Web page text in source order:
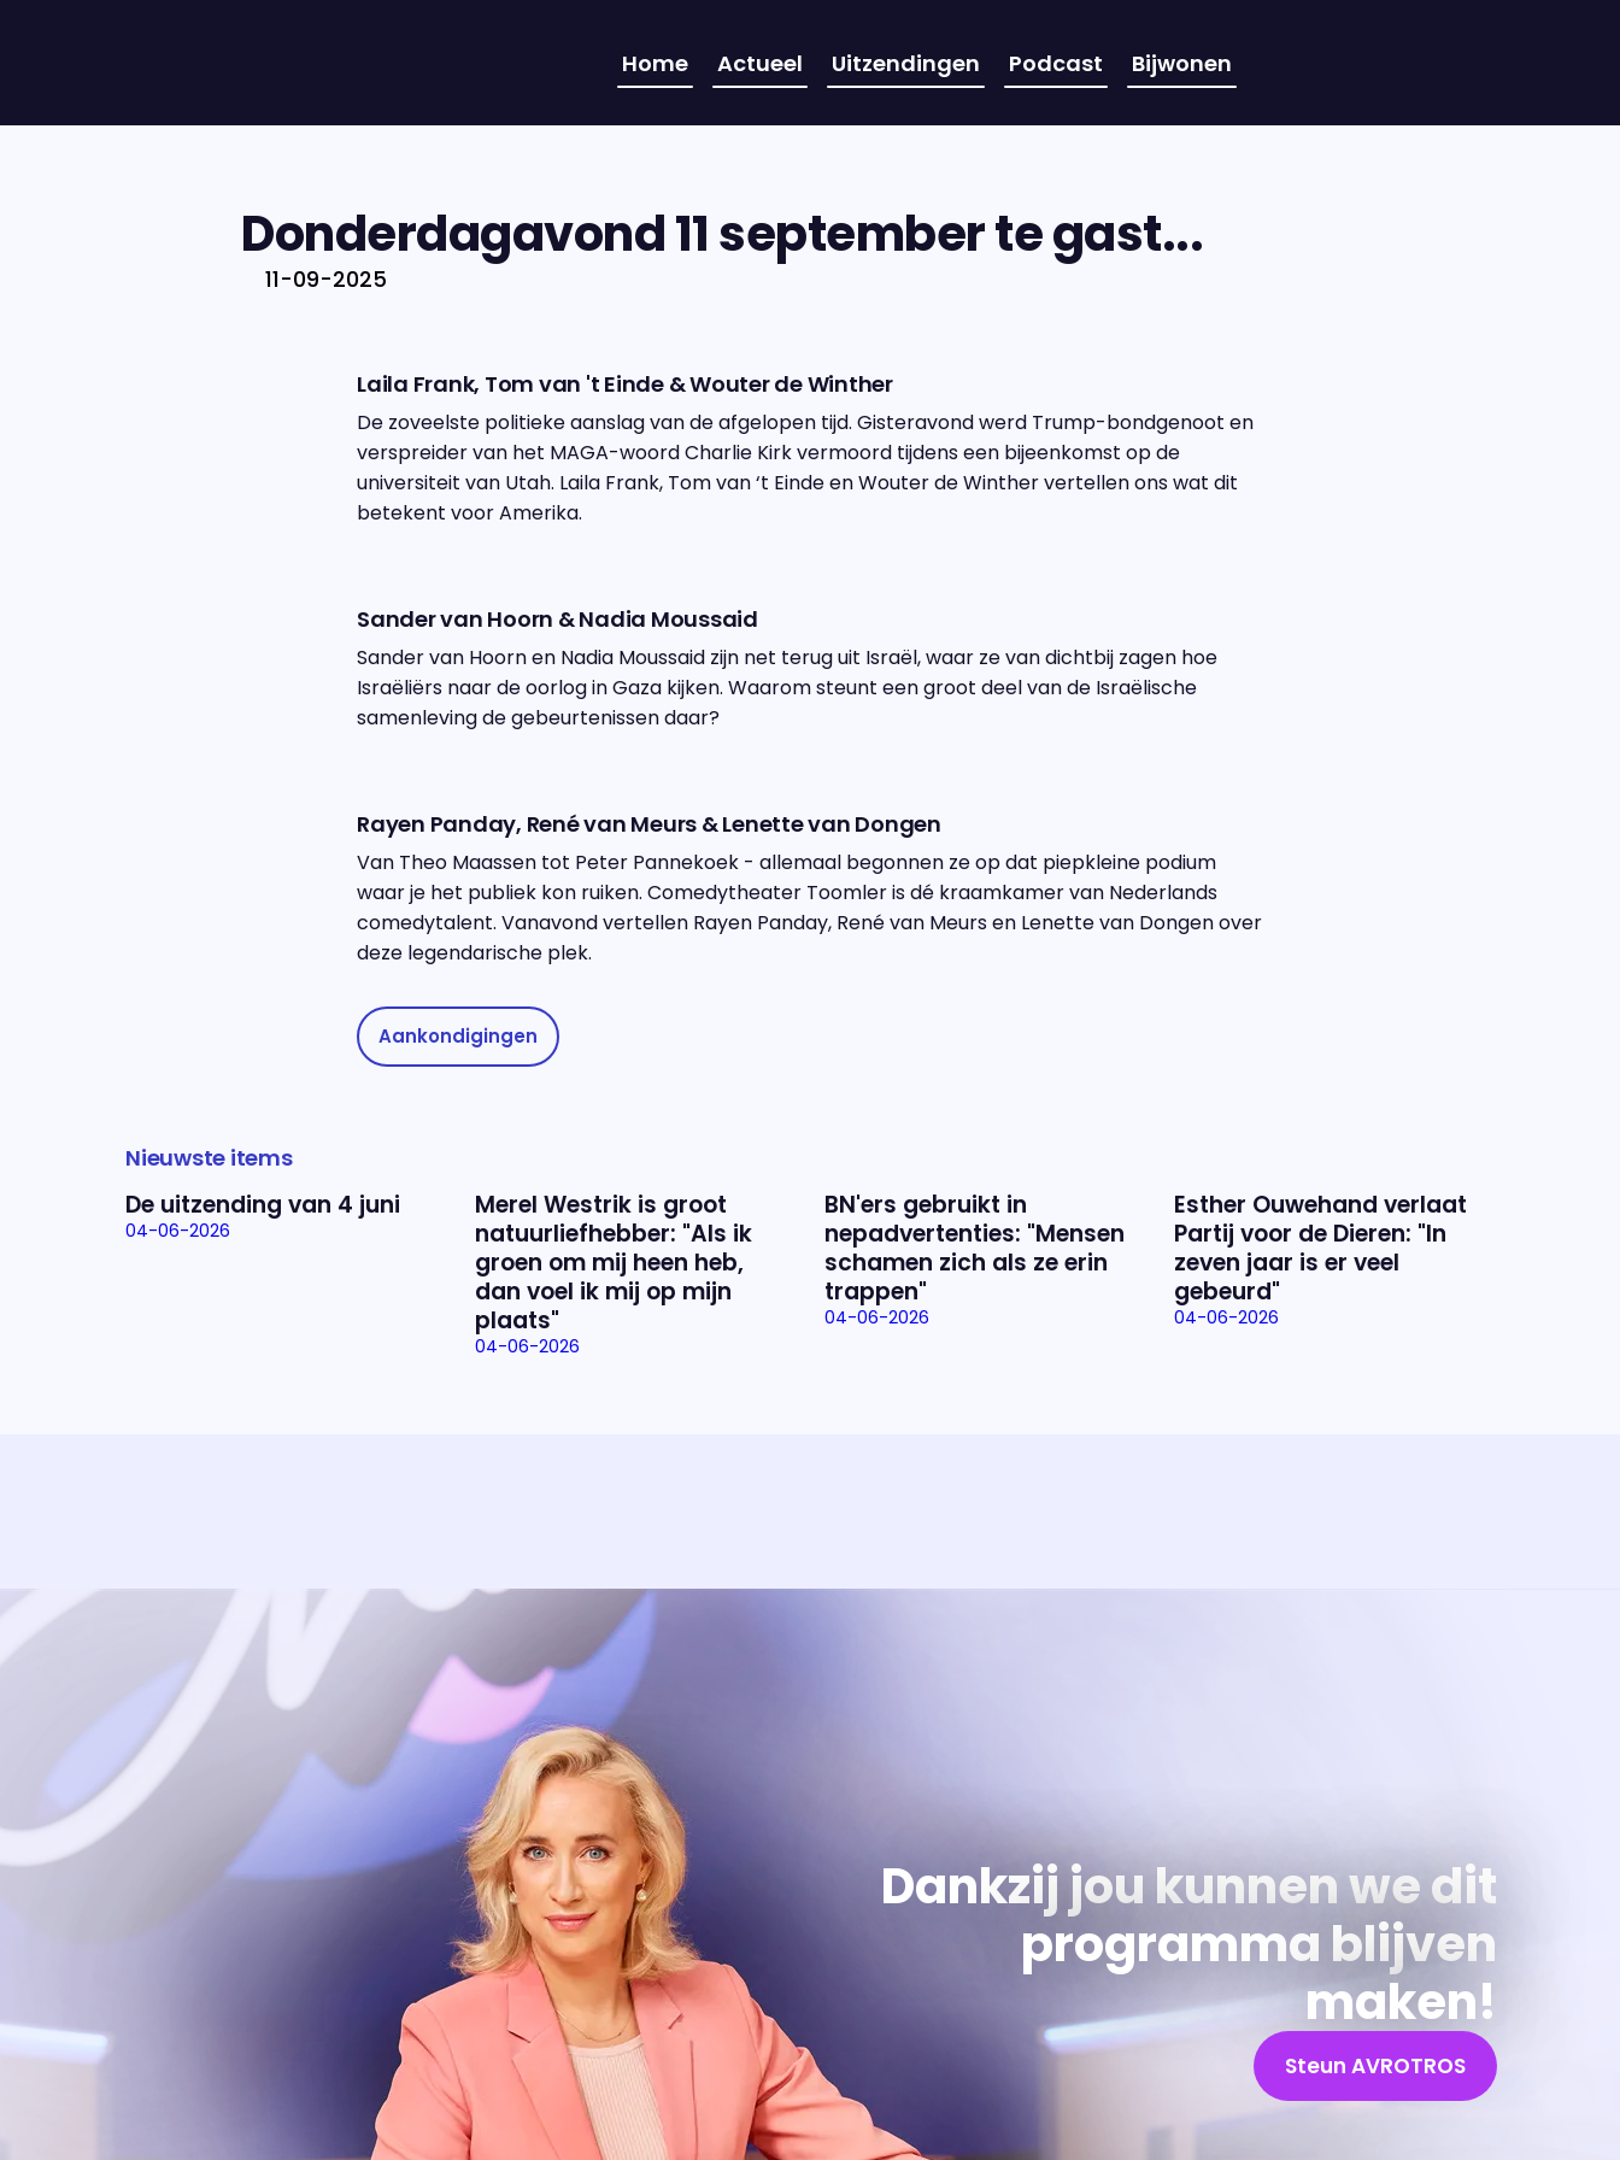
Home Actueel Uitzendingen Podcast Bijwonen
Donderdagavond 11 september te gast...
11-09-2025
Laila Frank, Tom van 't Einde & Wouter de Winther
De zoveelste politieke aanslag van de afgelopen tijd. Gisteravond werd Trump-bondgenoot en
verspreider van het MAGA-woord Charlie Kirk vermoord tijdens een bijeenkomst op de
universiteit van Utah. Laila Frank, Tom van ‘t Einde en Wouter de Winther vertellen ons wat dit
betekent voor Amerika.
Sander van Hoorn & Nadia Moussaid
Sander van Hoorn en Nadia Moussaid zijn net terug uit Israël, waar ze van dichtbij zagen hoe
Israëliërs naar de oorlog in Gaza kijken. Waarom steunt een groot deel van de Israëlische
samenleving de gebeurtenissen daar?
Rayen Panday, René van Meurs & Lenette van Dongen
Van Theo Maassen tot Peter Pannekoek - allemaal begonnen ze op dat piepkleine podium
waar je het publiek kon ruiken. Comedytheater Toomler is dé kraamkamer van Nederlands
comedytalent. Vanavond vertellen Rayen Panday, René van Meurs en Lenette van Dongen over
deze legendarische plek.
Aankondigingen
Nieuwste items
De uitzending van 4 juni
04-06-2026
Merel Westrik is groot
natuurliefhebber: "Als ik
groen om mij heen heb,
dan voel ik mij op mijn
plaats"
04-06-2026
BN'ers gebruikt in
nepadvertenties: "Mensen
schamen zich als ze erin
trappen"
04-06-2026
Esther Ouwehand verlaat
Partij voor de Dieren: "In
zeven jaar is er veel
gebeurd"
04-06-2026
Dankzij jou kunnen we dit
programma blijven
maken!
Steun AVROTROS